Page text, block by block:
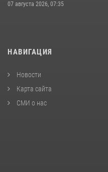
07 августа 2026, 07:35
НАВИГАЦИЯ
Новости
Карта сайта
СМИ о нас